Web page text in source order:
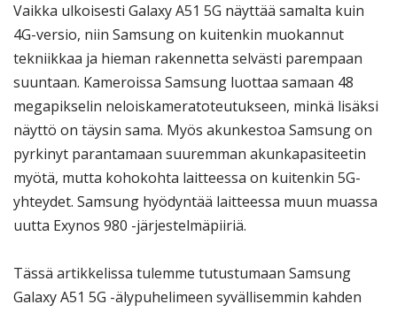
Vaikka ulkoisesti Galaxy A51 5G näyttää samalta kuin
4G-versio, niin Samsung on kuitenkin muokannut
tekniikkaa ja hieman rakennetta selvästi parempaan
suuntaan. Kameroissa Samsung luottaa samaan 48
megapikselin neloiskameratoteutukseen, minkä lisäksi
näyttö on täysin sama. Myös akunkestoa Samsung on
pyrkinyt parantamaan suuremman akunkapasiteetin
myötä, mutta kohokohta laitteessa on kuitenkin 5G-
yhteydet. Samsung hyödyntää laitteessa muun muassa
uutta Exynos 980 -järjestelmäpiiriä.
Tässä artikkelissa tulemme tutustumaan Samsung
Galaxy A51 5G -älypuhelimeen syvällisemmin kahden